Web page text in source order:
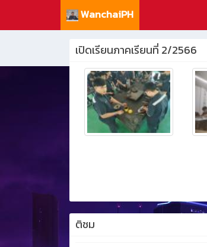
WanchaiPH
เปิดเรียนภาคเรียนที่ 2/2566
ติชม